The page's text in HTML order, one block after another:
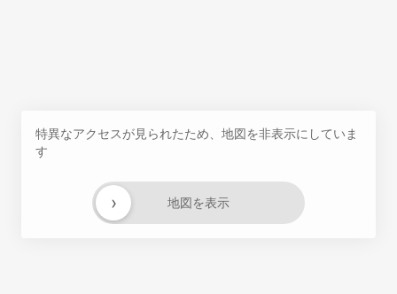
特異なアクセスが見られたため、地図を非表示にしていま
す
地図を表示
›